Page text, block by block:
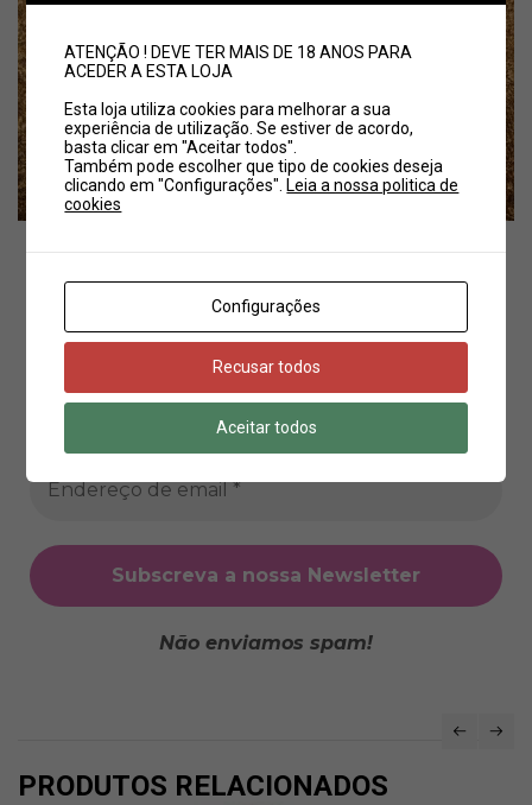
Olá
É um prazer tê-lo/a como cliente.
Registe-se para receber descontos e
novidades fantásticas no seu email.
Não enviamos spam!
PRODUTOS RELACIONADOS
ATENÇÃO ! DEVE TER MAIS DE 18 ANOS PARA
ACEDER A ESTA LOJA
Esta loja utiliza cookies para melhorar a sua
experiência de utilização. Se estiver de acordo,
basta clicar em "Aceitar todos".
Também pode escolher que tipo de cookies deseja
clicando em "Configurações". Leia a nossa politica de
cookies
Configurações
Recusar todos
Aceitar todos